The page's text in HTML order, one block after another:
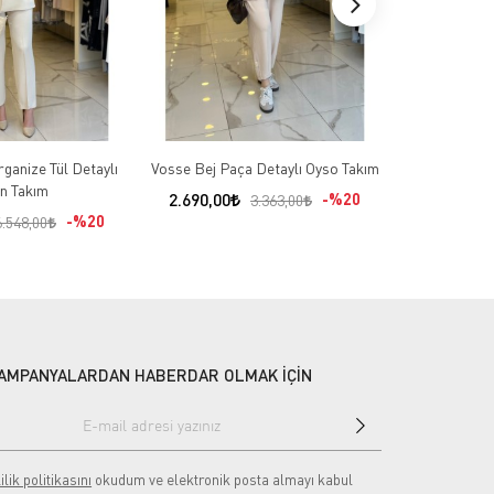
Tül Detaylı
Takım
%20
Vosse Bej Paça Detaylı Oyso Takım
2.690,00 3.363,00 %20
HABERDAR OLMAK İÇİN
politikasını okudum ve elektronik posta almayı kabul